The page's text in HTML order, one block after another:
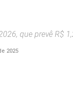
que prevê R$
2025